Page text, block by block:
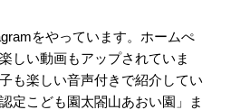
をやっています。ホームぺ
しい動画もアップされていま
も楽しい音声付きで紹介してい
定こども園太閤山あおい園」ま